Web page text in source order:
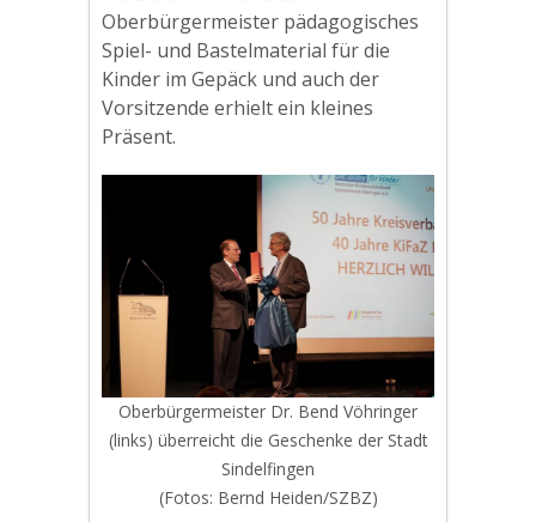
Oberbürgermeister pädagogisches
Spiel- und Bastelmaterial für die
Kinder im Gepäck und auch der
Vorsitzende erhielt ein kleines
Präsent.
Oberbürgermeister Dr. Bend Vöhringer
(links) überreicht die Geschenke der Stadt
Sindelfingen
(Fotos: Bernd Heiden/SZBZ)